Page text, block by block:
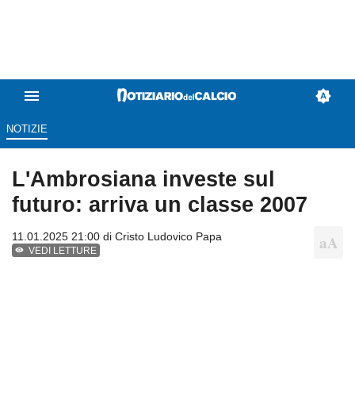
NOTIZIE
L'Ambrosiana investe sul
futuro: arriva un classe 2007
11.01.2025 21:00 di Cristo Ludovico Papa
VEDI LETTURE